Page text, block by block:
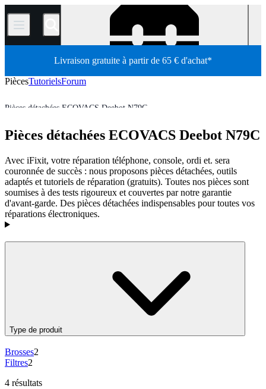
/
Livraison gratuite à partir de 65 € d'achat*
PiècesTutorielsForum
Pièces détachées ECOVACS Deebot N79C
Aspirateur
Électroménager
Pièces détachées
Boutique
Pièces détachées ECOVACS Deebot N79C
Avec iFixit, votre réparation téléphone, console, ordi et. sera
couronnée de succès : nous proposons pièces détachées, outils
adaptés et tutoriels de réparation (gratuits). Toutes nos pièces sont
soumises à des tests rigoureux et couvertes par notre garantie
d'avant-garde. Des pièces détachées indispensables pour toutes vos
réparations électroniques.
Produits
Type de produit
Brosses2
Filtres2
4 résultats